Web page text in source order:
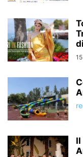
Il